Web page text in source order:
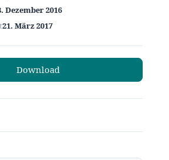
Dezember 2016
21. März 2017
Download